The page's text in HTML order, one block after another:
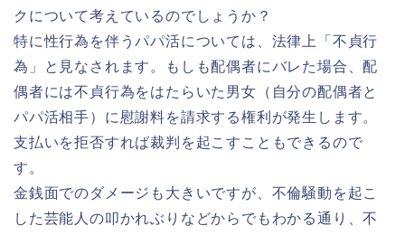
クについて考えているのでしょうか？
特に性行為を伴うパパ活については、法律上「不貞行
為」と見なされます。もしも配偶者にバレた場合、配
偶者には不貞行為をはたらいた男女（自分の配偶者と
パパ活相手）に慰謝料を請求する権利が発生します。
支払いを拒否すれば裁判を起こすこともできるので
す。
金銭面でのダメージも大きいですが、不倫騒動を起こ
した芸能人の叩かれぶりなどからでもわかる通り、不